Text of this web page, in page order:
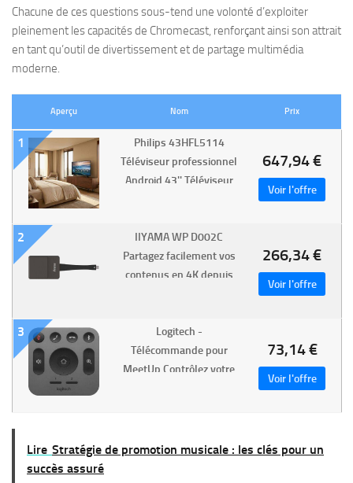
Chacune de ces questions sous-tend une volonté d’exploiter
pleinement les capacités de Chromecast, renforçant ainsi son attrait
en tant qu’outil de divertissement et de partage multimédia
moderne.
Aperçu Nom Prix
1
Philips 43HFL5114
Téléviseur professionnel
Android 43'' Téléviseur
avec Android TV,
Chromecast, Netflix et
647,94 €
2
IIYAMA WP D002C
Partagez facilement vos
contenus en 4K depuis
USB-A !
266,34 €
3
Logitech -
Télécommande pour
MeetUp Contrôlez votre
73,14 €
Lire Stratégie de promotion musicale : les clés pour un
succès assuré